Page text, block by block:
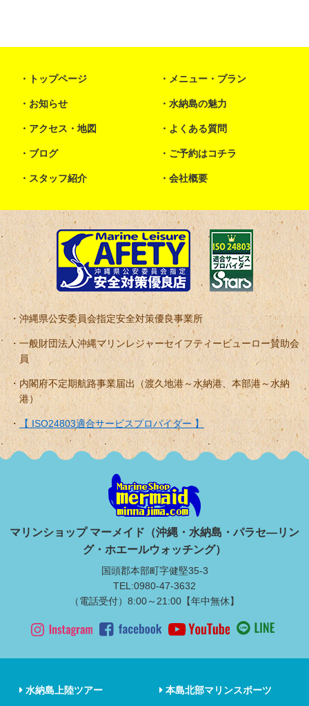
トップページ メニュー・プラン
お知らせ 水納島の魅力
アクセス・地図 よくある質問
ブログ ご予約はコチラ
スタッフ紹介 会社概要
沖縄県公安委員会指定安全対策優良事業所
一般財団法人沖縄マリンレジャーセイフティービューロー賛助会
員
内閣府不定期航路事業届出（渡久地港～水納港、本部港～水納
港）
【 ISO24803適合サービスプロバイダー 】
マリンショップ マーメイド（沖縄・水納島・パラセ―リン
グ・ホエールウォッチング）
国頭郡本部町字健堅35-3
TEL:0980-47-3632
（電話受付）8:00～21:00【年中無休】
水納島上陸ツアー 本島北部マリンスポーツ